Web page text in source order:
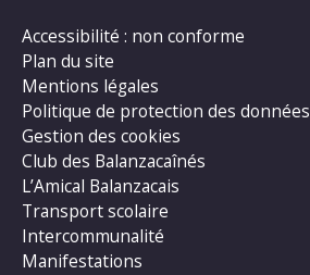
Accessibilité : non conforme
Plan du site
Mentions légales
Politique de protection des données
Gestion des cookies
Club des Balanzacaînés
L’Amical Balanzacais
Transport scolaire
Intercommunalité
Manifestations